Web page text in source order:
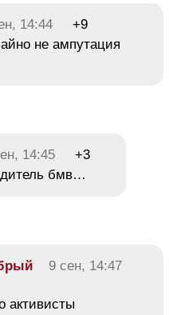
14:44
+9
не ампутация
14:45
+3
бмв…
9 сен, 14:47
активисты